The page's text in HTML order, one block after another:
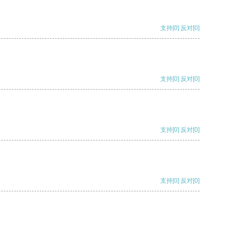
支持[0] 反对[0]
支持[0] 反对[0]
支持[0] 反对[0]
支持[0] 反对[0]